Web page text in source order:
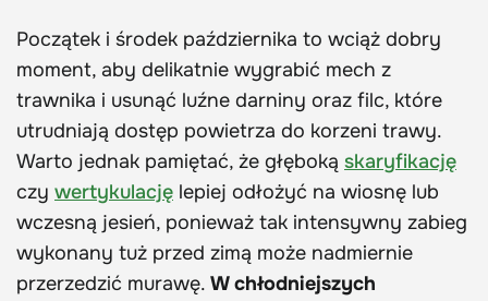
Początek i środek października to wciąż dobry
moment, aby delikatnie wygrabić mech z
trawnika i usunąć luźne darniny oraz filc, które
utrudniają dostęp powietrza do korzeni trawy.
Warto jednak pamiętać, że głęboką skaryfikację
czy wertykulację lepiej odłożyć na wiosnę lub
wczesną jesień, ponieważ tak intensywny zabieg
wykonany tuż przed zimą może nadmiernie
przerzedzić murawę. W chłodniejszych